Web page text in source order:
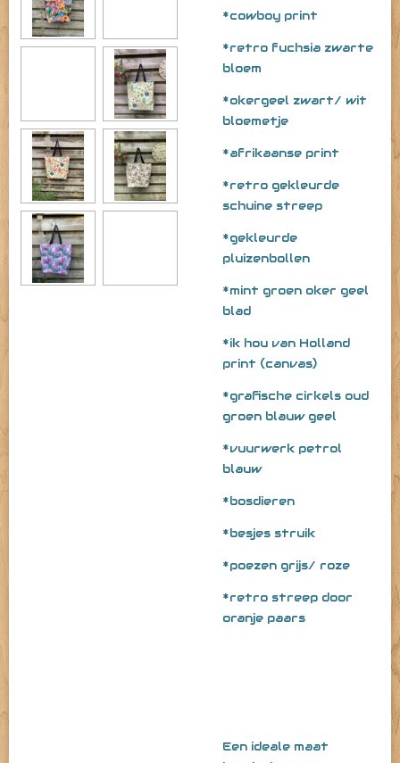
*cowboy print
*retro fuchsia zwarte
bloem
*okergeel zwart/ wit
bloemetje
*afrikaanse print
*retro gekleurde
schuine streep
*gekleurde
pluizenbollen
*mint groen oker geel
blad
*ik hou van Holland
print (canvas)
*grafische cirkels oud
groen blauw geel
*vuurwerk petrol
blauw
*bosdieren
*besjes struik
*poezen grijs/ roze
*retro streep door
oranje paars
Een ideale maat